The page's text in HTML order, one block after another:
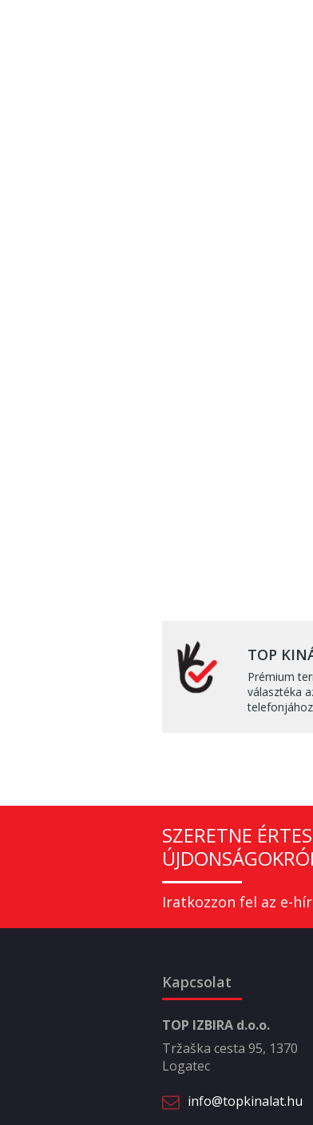
TOP
Prémium
választéka
SZERETNE
Iratkozzon fel az e-
Kapcsolat
TOP IZBIRA d.o.o.
Tržaška cesta 95, 1370
Logatec
info@topkinalat.hu